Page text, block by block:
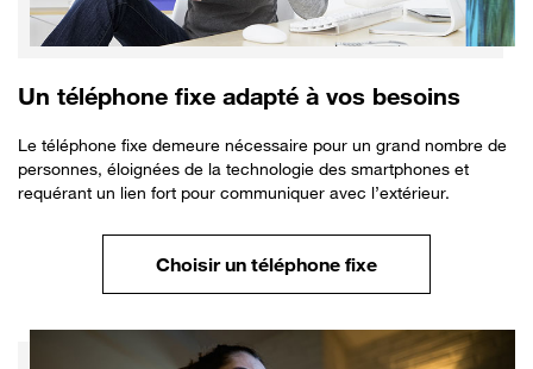
Un téléphone fixe adapté à vos besoins
Le téléphone fixe demeure nécessaire pour un grand nombre de
personnes, éloignées de la technologie des smartphones et
requérant un lien fort pour communiquer avec l’extérieur.
Choisir un téléphone fixe